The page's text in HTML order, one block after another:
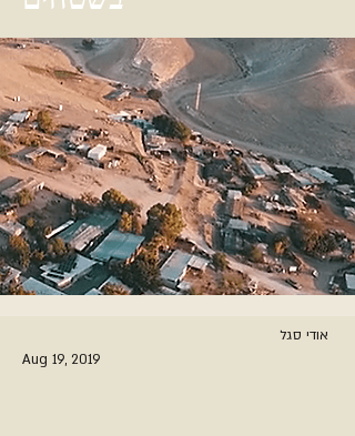
אודי סגל
Aug 19, 2019